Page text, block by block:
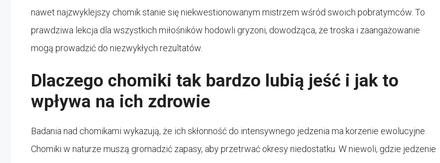
nawet najzwyklejszy chomik stanie się niekwestionowanym mistrzem wśród swoich pobratymców. To
prawdziwa lekcja dla wszystkich miłośników hodowli gryzoni, dowodząca, że troska i zaangażowanie
mogą prowadzić do niezwykłych rezultatów.
Dlaczego chomiki tak bardzo lubią jeść i jak to
wpływa na ich zdrowie
Badania nad chomikami wykazują, że ich skłonność do intensywnego jedzenia ma korzenie ewolucyjne.
Chomiki w naturze muszą gromadzić zapasy, aby przetrwać okresy niedostatku. W niewoli, gdzie jedzenie